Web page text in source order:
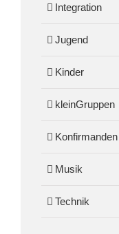
Integration
Jugend
Kinder
kleinGruppen
Konfirmanden
Musik
Technik